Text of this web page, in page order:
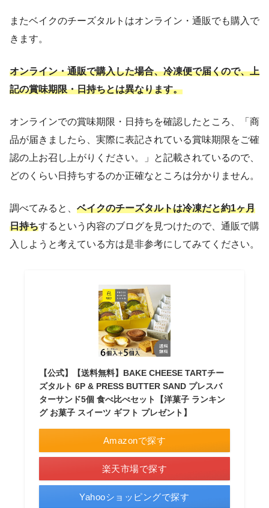
またベイクのチーズタルトはオンライン・通販でも購入で
きます。
オンライン・通販で購入した場合、冷凍便で届くので、上
記の賞味期限・日持ちとは異なります。
オンラインでの賞味期限・日持ちを確認したところ、「商
品が届きましたら、実際に表記されている賞味期限をご確
認の上お召し上がりください。」と記載されているので、
どのくらい日持ちするのか正確なところは分かりません。
調べてみると、 ベイクのチーズタルトは冷凍だと約1ヶ月
日持ちするという内容のブログを見つけたので、通販で購
入しようと考えている方は是非参考にしてみてください。
【公式】【送料無料】BAKE CHEESE TARTチー
ズタルト 6P & PRESS BUTTER SAND プレスバ
ターサンド5個 食べ比べセット【洋菓子 ランキン
グ お菓子 スイーツ ギフト プレゼント】
Amazonで探す
楽天市場で探す
Yahooショッピングで探す